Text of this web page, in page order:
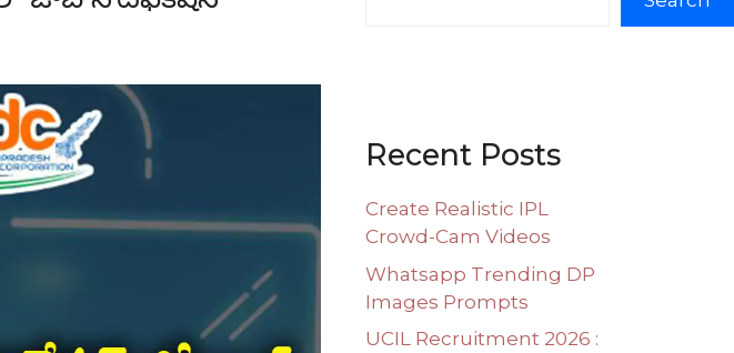
Recent Posts
Create Realistic IPL
Crowd-Cam Videos
Whatsapp Trending DP
Images Prompts
UCIL Recruitment 2026 :